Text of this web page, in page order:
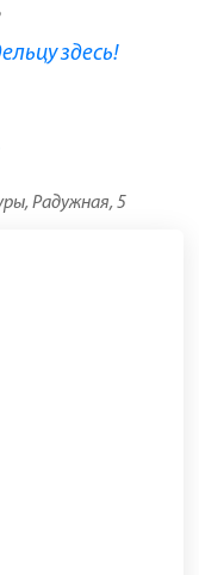
здесь!
Радужная, 5